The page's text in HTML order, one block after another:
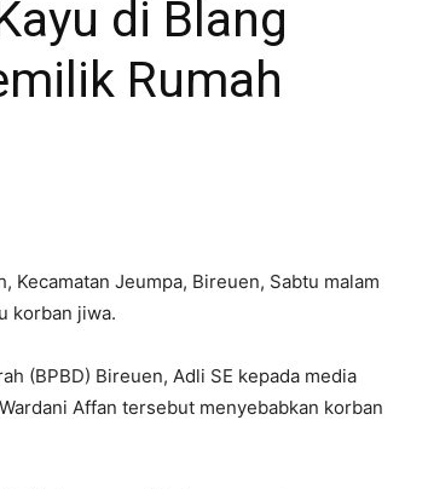
di Blang
Rumah
Kecamatan Jeumpa, Bireuen, Sabtu malam
korban jiwa.
(BPBD) Bireuen, Adli SE kepada media
Affan tersebut menyebabkan korban